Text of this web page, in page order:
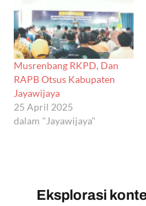
Musrenbang RKPD, Dan
RAPB Otsus Kabupaten
Jayawijaya
25 April 2025
dalam "Jayawijaya"
Eksplorasi